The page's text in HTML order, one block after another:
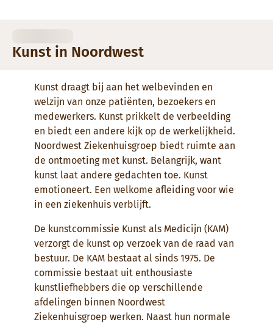
Kunst in Noordwest
Kunst draagt bij aan het welbevinden en
welzijn van onze patiënten, bezoekers en
medewerkers. Kunst prikkelt de verbeelding
en biedt een andere kijk op de werkelijkheid.
Noordwest Ziekenhuisgroep biedt ruimte aan
de ontmoeting met kunst. Belangrijk, want
kunst laat andere gedachten toe. Kunst
emotioneert. Een welkome afleiding voor wie
in een ziekenhuis verblijft.
De kunstcommissie Kunst als Medicijn (KAM)
verzorgt de kunst op verzoek van de raad van
bestuur. De KAM bestaat al sinds 1975. De
commissie bestaat uit enthousiaste
kunstliefhebbers die op verschillende
afdelingen binnen Noordwest
Ziekenhuisgroep werken. Naast hun normale